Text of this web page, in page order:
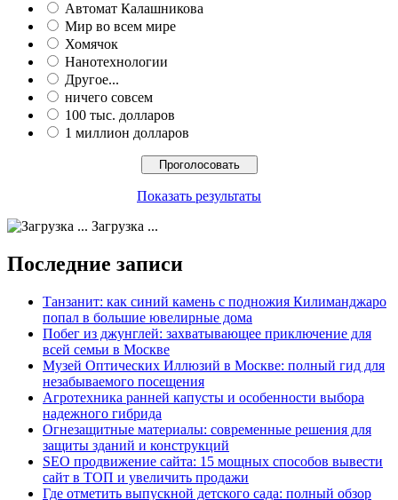
Автомат Калашникова
Мир во всем мире
Хомячок
Нанотехнологии
Другое...
ничего совсем
100 тыс. долларов
1 миллион долларов
Показать результаты
Загрузка ...
Последние записи
Танзанит: как синий камень с подножия Килиманджаро
попал в большие ювелирные дома
Побег из джунглей: захватывающее приключение для
всей семьи в Москве
Музей Оптических Иллюзий в Москве: полный гид для
незабываемого посещения
Агротехника ранней капусты и особенности выбора
надежного гибрида
Огнезащитные материалы: современные решения для
защиты зданий и конструкций
SEO продвижение сайта: 15 мощных способов вывести
сайт в ТОП и увеличить продажи
Где отметить выпускной детского сада: полный обзор